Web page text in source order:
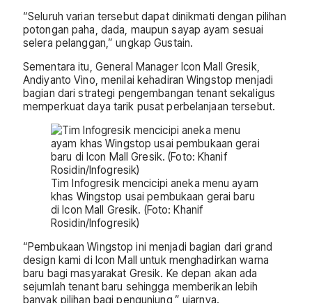
“Seluruh varian tersebut dapat dinikmati dengan pilihan
potongan paha, dada, maupun sayap ayam sesuai
selera pelanggan,” ungkap Gustain.
Sementara itu, General Manager Icon Mall Gresik,
Andiyanto Vino, menilai kehadiran Wingstop menjadi
bagian dari strategi pengembangan tenant sekaligus
memperkuat daya tarik pusat perbelanjaan tersebut.
Tim Infogresik mencicipi aneka menu ayam
khas Wingstop usai pembukaan gerai baru
di Icon Mall Gresik. (Foto: Khanif
Rosidin/Infogresik)
“Pembukaan Wingstop ini menjadi bagian dari grand
design kami di Icon Mall untuk menghadirkan warna
baru bagi masyarakat Gresik. Ke depan akan ada
sejumlah tenant baru sehingga memberikan lebih
banyak pilihan bagi pengunjung,” ujarnya.